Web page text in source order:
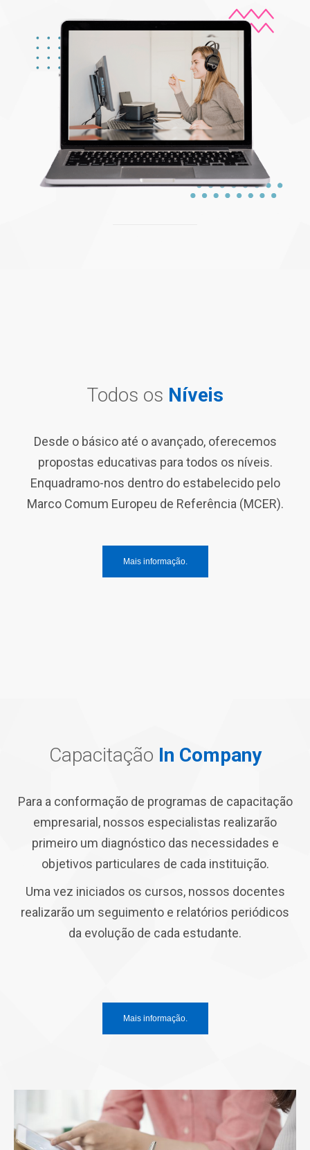
Todos os Níveis
Desde o básico até o avançado, oferecemos
propostas educativas para todos os níveis.
Enquadramo-nos dentro do estabelecido pelo
Marco Comum Europeu de Referência (MCER).
Mais informação.
Capacitação In Company
Para a conformação de programas de capacitação
empresarial, nossos especialistas realizarão
primeiro um diagnóstico das necessidades e
objetivos particulares de cada instituição.
Uma vez iniciados os cursos, nossos docentes
realizarão um seguimento e relatórios periódicos
da evolução de cada estudante.
Mais informação.